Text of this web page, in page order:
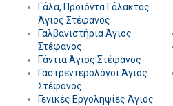
Γάλα, Προϊόντα Γάλακτος
Άγιος Στέφανος
Γαλβανιστήρια Άγιος
Στέφανος
Γάντια Άγιος Στέφανος
Γαστρεντερολόγοι Άγιος
Στέφανος
Γενικές Εργοληψίες Άγιος